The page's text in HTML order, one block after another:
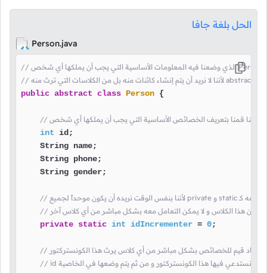
الحل بلغة جافا
Person.java
public abstract class Person {
// هنا قمنا بتعريف الخصائص الأساسية التي يجب أن يملكها أي شخص
int id;
    String name;
    String phone;
    String gender;
ترث من هذا الكلاس و لا يمكن التعامل معه بشكل مباشر من أي كلاس آخر
private static int idIncrementer = 0;
إسناد قيم للخصائص بشكل مباشر من أي كلاس يرث هذا الكونستركتور